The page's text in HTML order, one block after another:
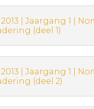
| Jaargang 1 |
(deel 1)
| Jaargang 1 |
(deel 2)